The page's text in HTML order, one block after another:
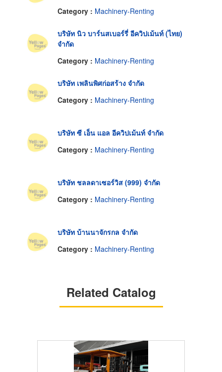
Category : Machinery-Renting
บริษัท นิว บาร์นสเบอร์รี่ อีควิปเม้นท์ (ไทย)
จำกัด
Category : Machinery-Renting
บริษัท เพลินพิศก่อสร้าง จำกัด
Category : Machinery-Renting
บริษัท ซี เอ็น แอล อีควิปเม้นท์ จำกัด
Category : Machinery-Renting
บริษัท ชลลดาเซอร์วิส (999) จำกัด
Category : Machinery-Renting
บริษัท บ้านนาจักรกล จำกัด
Category : Machinery-Renting
Related Catalog